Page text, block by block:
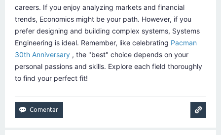
careers. If you enjoy analyzing markets and financial
trends, Economics might be your path. However, if you
prefer designing and building complex systems, Systems
Engineering is ideal. Remember, like celebrating Pacman
30th Anniversary , the "best" choice depends on your
personal passions and skills. Explore each field thoroughly
to find your perfect fit!